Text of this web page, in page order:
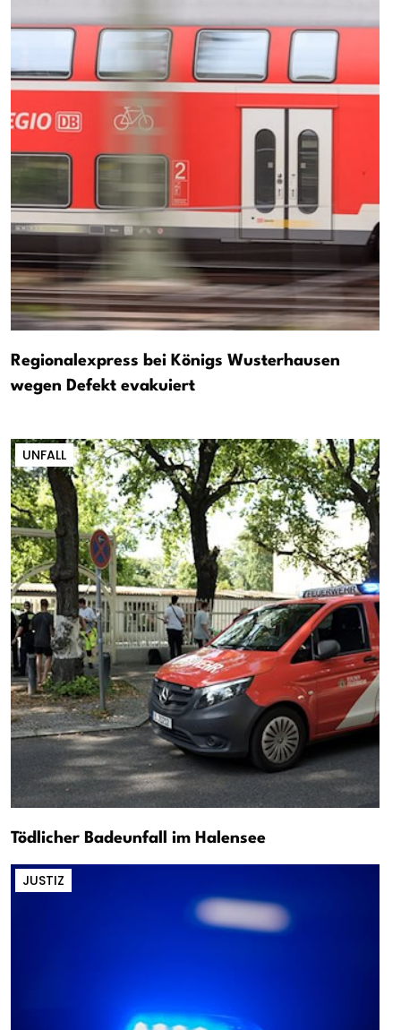
Regionalexpress bei Königs Wusterhausen
wegen Defekt evakuiert
UNFALL
Tödlicher Badeunfall im Halensee
JUSTIZ